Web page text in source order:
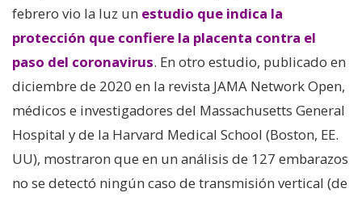
febrero vio la luz un estudio que indica la
protección que confiere la placenta contra el
paso del coronavirus. En otro estudio, publicado en
diciembre de 2020 en la revista JAMA Network Open,
médicos e investigadores del Massachusetts General
Hospital y de la Harvard Medical School (Boston, EE.
UU), mostraron que en un análisis de 127 embarazos
no se detectó ningún caso de transmisión vertical (de